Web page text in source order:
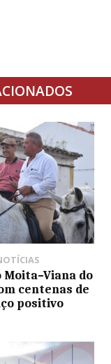
Moita–Viana do
centenas de
positivo